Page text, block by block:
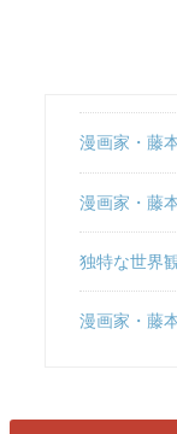
漫画家・藤
漫画家・藤
独特な世界
漫画家・藤